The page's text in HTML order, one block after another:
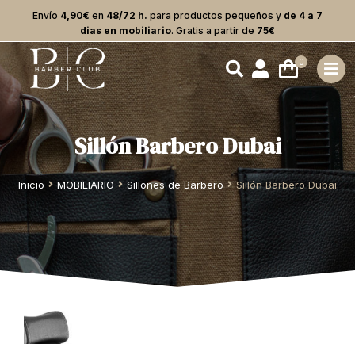
Envío 4,90€ en 48/72 h. para productos pequeños y de 4 a 7
dias en mobiliario. Gratis a partir de 75€
Sillón Barbero Dubai
Estás aquí:
Inicio MOBILIARIO Sillones de Barbero Sillón Barbero Dubai